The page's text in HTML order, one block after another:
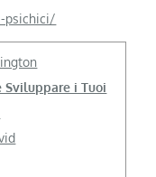
psichici/
Sviluppare i Tuoi